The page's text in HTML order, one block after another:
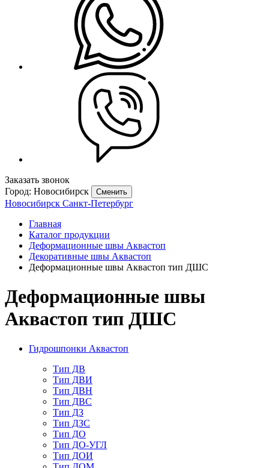
Заказать звонок
Город: Новосибирск
Сменить
Новосибирск Санкт-Петербург
Главная
Каталог продукции
Деформационные швы Аквастоп
Декоративные швы Аквастоп
Деформационные швы Аквастоп тип ДШС
Деформационные швы
Аквастоп тип ДШС
Гидрошпонки Аквастоп
Тип ДВ
Тип ДВИ
Тип ДВН
Тип ДВС
Тип ДЗ
Тип ДЗС
Тип ДО
Тип ДО-УГЛ
Тип ДОИ